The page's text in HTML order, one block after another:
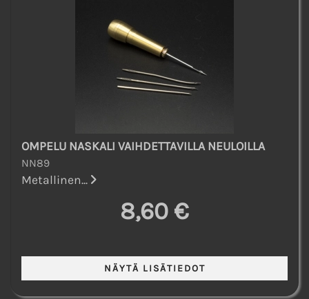
OMPELU NASKALI VAIHDETTAVILLA NEULOILLA
NN89
Metallinen...
8,60 €